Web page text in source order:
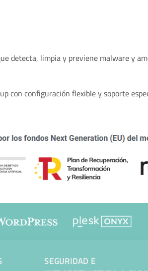
detecta, limpia y previene malware y
con configuración flexible y soporte
SEGURIDAD E